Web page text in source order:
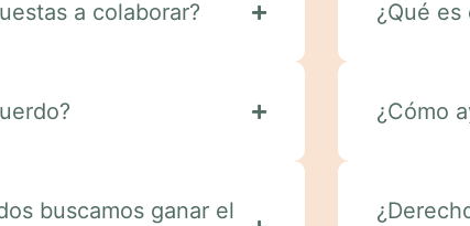
a colaborar?
buscamos ganar el
¿Qué
¿Cómo